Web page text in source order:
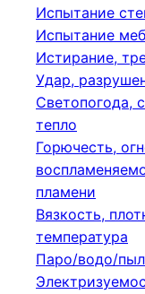
Испытание
Испытание
Истирание,
Удар,
Светопогода,
тепло
Горючесть,
пламени
Вязкость,
температура
Паро/водо/